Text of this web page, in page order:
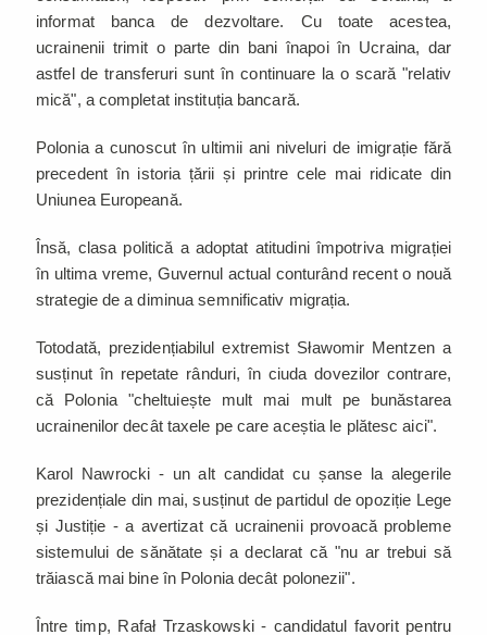
informat banca de dezvoltare. Cu toate acestea,
ucrainenii trimit o parte din bani înapoi în Ucraina, dar
astfel de transferuri sunt în continuare la o scară "relativ
mică", a completat instituția bancară.
Polonia a cunoscut în ultimii ani niveluri de imigrație fără
precedent în istoria țării și printre cele mai ridicate din
Uniunea Europeană.
Însă, clasa politică a adoptat atitudini împotriva migrației
în ultima vreme, Guvernul actual conturând recent o nouă
strategie de a diminua semnificativ migrația.
Totodată, prezidențiabilul extremist Sławomir Mentzen a
susținut în repetate rânduri, în ciuda dovezilor contrare,
că Polonia "cheltuiește mult mai mult pe bunăstarea
ucrainenilor decât taxele pe care aceștia le plătesc aici".
Karol Nawrocki - un alt candidat cu șanse la alegerile
prezidențiale din mai, susținut de partidul de opoziție Lege
și Justiție - a avertizat că ucrainenii provoacă probleme
sistemului de sănătate și a declarat că "nu ar trebui să
trăiască mai bine în Polonia decât polonezii".
Între timp, Rafał Trzaskowski - candidatul favorit pentru